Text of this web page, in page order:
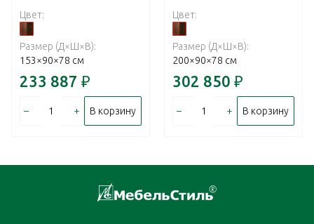
Цвет:
Размер (Д×Ш×В):
153×90×78 см
233 887 ₽
– + В корзину
Цвет:
Размер (Д×Ш×В):
200×90×78 см
302 850 ₽
– + В корзину